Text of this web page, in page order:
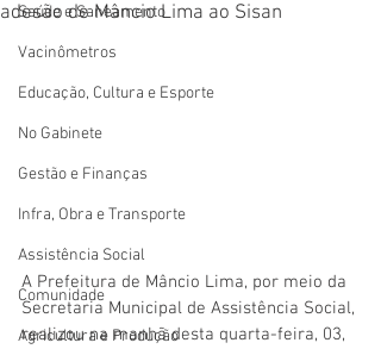
Saúde e Saneamento
Vacinômetros
Educação, Cultura e Esporte
No Gabinete
Gestão e Finanças
Infra, Obra e Transporte
Assistência Social
Comunidade
Agricultura e Produção
adesão de Mâncio Lima ao Sisan
A Prefeitura de Mâncio Lima, por meio da
Secretaria Municipal de Assistência Social,
realizou na manhã desta quarta-feira, 03,